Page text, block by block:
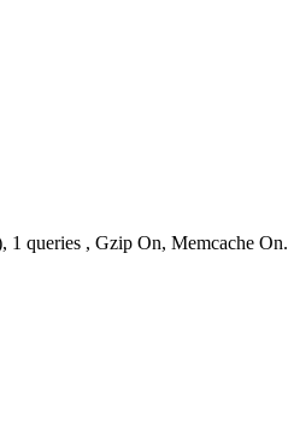
1 queries , Gzip On, Memcache On.